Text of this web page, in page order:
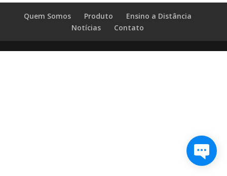
Quem Somos Produto
Ensino a Distância
Notícias
Contato